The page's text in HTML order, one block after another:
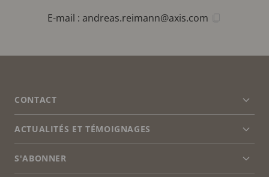
E-mail : andreas.reimann@axis.com
CONTACT
le
Nous contacter
ACTUALITÉS ET TÉMOIGNAGES
le
Témoignages de clients
S'ABONNER
le